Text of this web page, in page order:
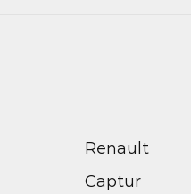
Renault
Captur